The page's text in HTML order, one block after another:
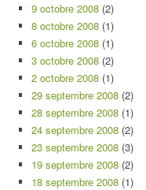
9 octobre 2008 (2)
8 octobre 2008 (1)
6 octobre 2008 (1)
3 octobre 2008 (2)
2 octobre 2008 (1)
29 septembre 2008 (2)
28 septembre 2008 (1)
24 septembre 2008 (2)
23 septembre 2008 (3)
19 septembre 2008 (2)
18 septembre 2008 (1)